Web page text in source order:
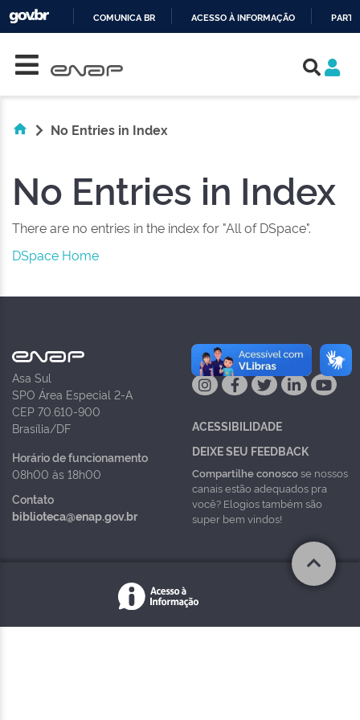
COMUNICA BR ACESSO À INFORMAÇÃO
No Entries in Index
No Entries in Index
There are no entries in the index for "All of DSpace".
DSpace Home
Asa Sul
SPO Área Especial 2-A
CEP 70.610-900
Brasília/DF
Horário de funcionamento
08h00 às 18h00
Contato
biblioteca@enap.gov.br
NAS REDES
ACESSIBILIDADE
DEIXE SEU FEEDBACK
Compartilhe conoscose nossos
canais estão adequados pra
você? Elogios também são
super bem vindos!